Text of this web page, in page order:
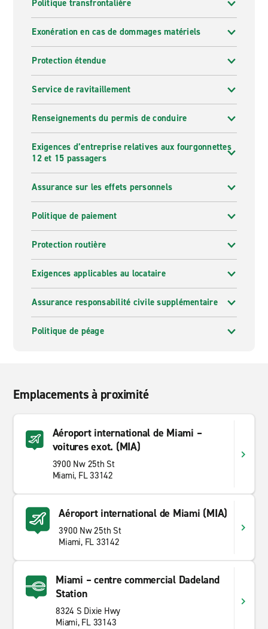
Politique transfrontalière
Exonération en cas de dommages matériels
Protection étendue
Service de ravitaillement
Renseignements du permis de conduire
Exigences d’entreprise relatives aux fourgonnettes
12 et 15 passagers
Assurance sur les effets personnels
Politique de paiement
Protection routière
Exigences applicables au locataire
Assurance responsabilité civile supplémentaire
Politique de péage
Emplacements à proximité
Aéroport international de Miami –
voitures exot. (MIA)
3900 Nw 25th St
Miami, FL 33142
Aéroport international de Miami (MIA)
3900 Nw 25th St
Miami, FL 33142
Miami – centre commercial Dadeland
Station
8324 S Dixie Hwy
Miami, FL 33143